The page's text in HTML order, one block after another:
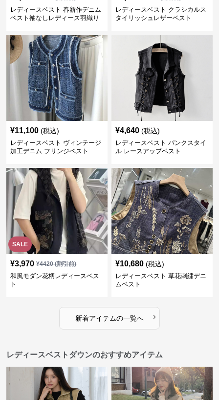
レディースベスト 春新作デニム
ベスト袖なしレディース羽織り
レディースベスト クラシカルス
タイリッシュレザーベスト
¥11,100 (税込)
レディースベスト ヴィンテージ
加工デニム フリンジベスト
¥4,640 (税込)
レディースベスト パンクスタイ
ル レースアップベスト
SALE
¥3,970 ¥4420(割引前)
和風モダン花柄レディースベス
ト
¥10,680 (税込)
レディースベスト 草花刺繍デニ
ムベスト
新着アイテムの一覧へ ›
レディースベストダウンのおすすめアイテム